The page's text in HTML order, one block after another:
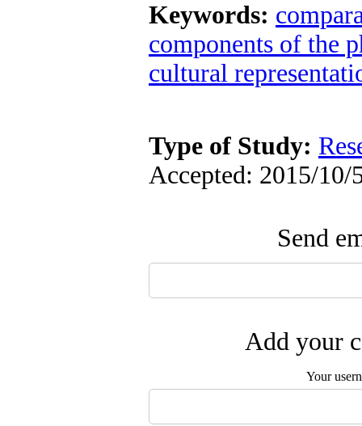
Keywords:
components of the
cultural
Type of Study:
Accepted: 2015/10/
Send
Add your
Your